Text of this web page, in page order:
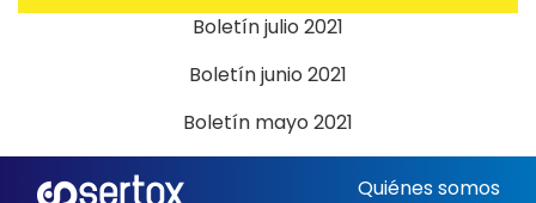
Boletín julio 2021
Boletín junio 2021
Boletín mayo 2021
Quiénes somos